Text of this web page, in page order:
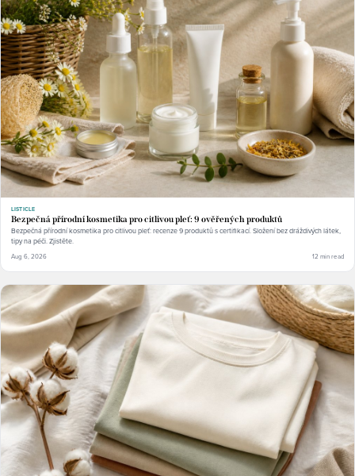
LISTICLE
Bezpečná přírodní kosmetika pro citlivou pleť: 9 ověřených produktů
Bezpečná přírodní kosmetika pro citlivou pleť: recenze 9 produktů s certifikací. Složení bez dráždivých látek,
tipy na péči. Zjistěte.
Aug 6, 2026 12 min read